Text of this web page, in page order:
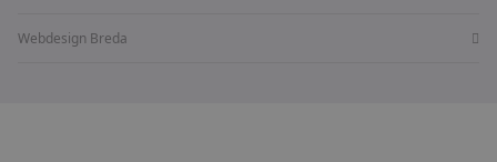
Webdesign Breda